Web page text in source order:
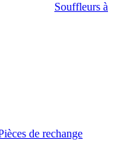
Souffleurs à
de rechange